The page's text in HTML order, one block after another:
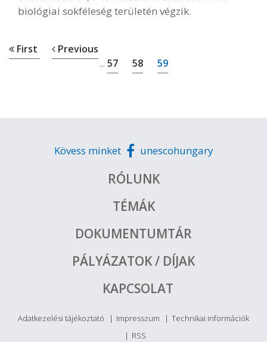
biológiai sokféleség területén végzik.
First Previous
... 57 58 59
Kövess minket unescohungary
RÓLUNK
TÉMÁK
DOKUMENTUMTÁR
PÁLYÁZATOK / DÍJAK
KAPCSOLAT
Adatkezelési tájékoztató Impresszum
Technikai információk
RSS